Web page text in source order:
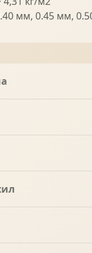
мм, 0.45 мм,